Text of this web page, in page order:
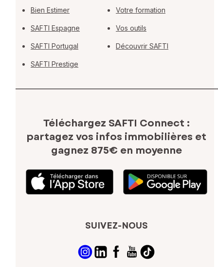
Bien Estimer
SAFTI Espagne
SAFTI Portugal
SAFTI Prestige
Votre formation
Vos outils
Découvrir SAFTI
Téléchargez SAFTI Connect :
partagez vos infos immobilières et
gagnez 875€ en moyenne
SUIVEZ-NOUS